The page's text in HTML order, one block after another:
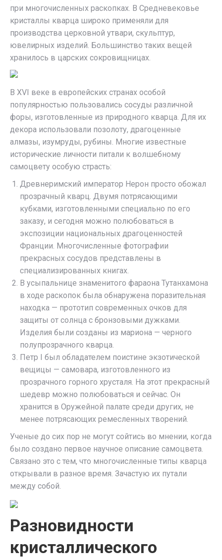
при многочисленных раскопках. В Средневековье
кристаллы кварца широко применяли для
производства церковной утвари, скульптур,
ювелирных изделий. Большинство таких вещей
хранилось в царских сокровищницах.
В XVI веке в европейских странах особой
популярностью пользовались сосуды различной
форы, изготовленные из природного кварца. Для их
декора использовали позолоту, драгоценные
алмазы, изумруды, рубины. Многие известные
исторические личности питали к волшебному
самоцвету особую страсть:
Древнеримский император Нерон просто обожал
прозрачный кварц. Двумя потрясающими
кубками, изготовленными специально по его
заказу, и сегодня можно полюбоваться в
экспозиции национальных драгоценностей
Франции. Многочисленные фотографии
прекрасных сосудов представлены в
специализированных книгах.
В усыпальнице знаменитого фараона Тутанхамона
в ходе раскопок была обнаружена поразительная
находка — прототип современных очков для
защиты от солнца с бронзовыми дужками.
Изделия были созданы из мариона — черного
полупрозрачного кварца.
Петр I был обладателем поистине экзотической
вещицы — самовара, изготовленного из
прозрачного горного хрусталя. На этот прекрасный
шедевр можно полюбоваться и сейчас. Он
хранится в Оружейной палате среди других, не
менее потрясающих ремесленных творений.
Ученые до сих пор не могут сойтись во мнении, когда
было создано первое научное описание самоцвета.
Связано это с тем, что многочисленные типы кварца
открывали в разное время. Зачастую их путали
между собой.
Разновидности
кристаллического